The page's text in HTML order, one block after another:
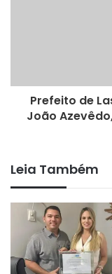
Prefeito de
João
Leia Também